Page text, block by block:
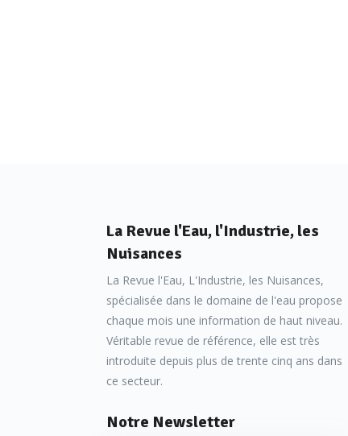
La Revue l'Eau, l'Industrie, les
Nuisances
La Revue l'Eau, L'Industrie, les Nuisances,
spécialisée dans le domaine de l'eau propose
chaque mois une information de haut niveau.
Véritable revue de référence, elle est très
introduite depuis plus de trente cinq ans dans
ce secteur.
Notre Newsletter